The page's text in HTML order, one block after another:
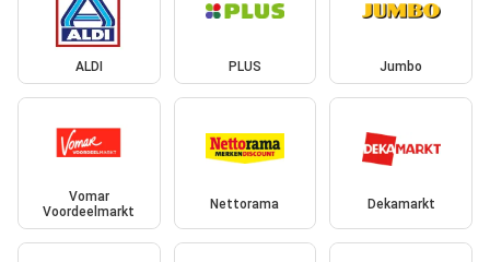
ALDI PLUS Jumbo
Vomar
Voordeelmarkt
Nettorama Dekamarkt